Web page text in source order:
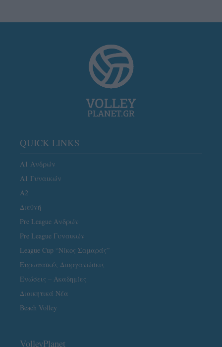
QUICK LINKS
Α1 Ανδρών
Α1 Γυναικών
A2
Διεθνή
Pre League Ανδρών
Pre League Γυναικών
League Cup “Νίκος Σαμαράς”
Ευρωπαϊκές Διοργανώσεις
Ενώσεις – Ακαδημίες
Διοικητικά Νέα
Beach Volley
VolleyPlanet